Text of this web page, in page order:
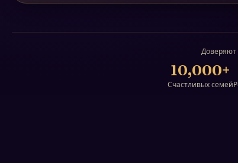
Доверяют
10,000+
Счастливых семей